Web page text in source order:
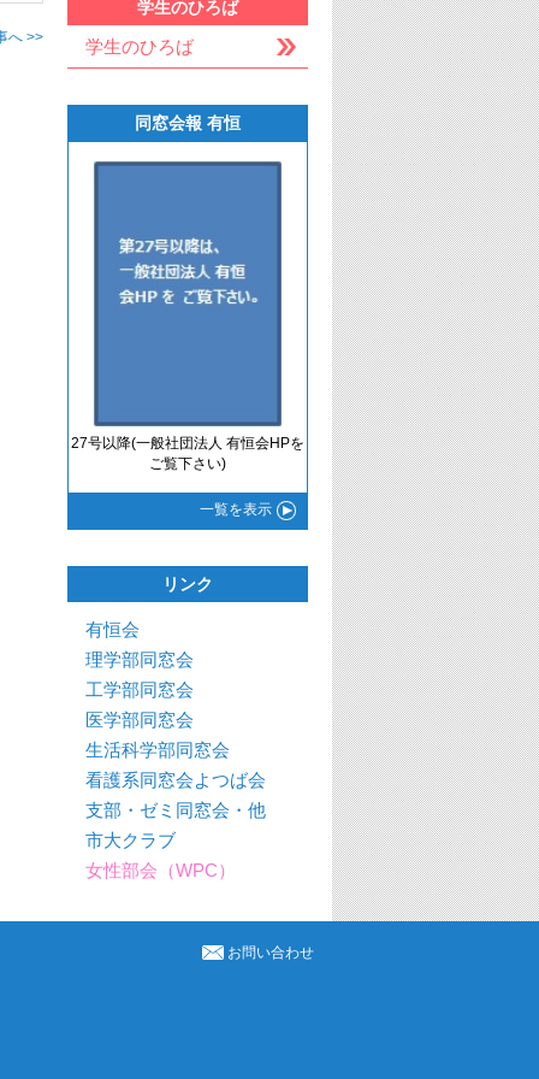
へ >>
学生のひろば
学生のひろば
同窓会報 有恒
27号以降(一般社団法人 有恒会HPを
ご覧下さい)
一覧を表示
リンク
有恒会
理学部同窓会
工学部同窓会
医学部同窓会
生活科学部同窓会
看護系同窓会よつば会
支部・ゼミ同窓会・他
市大クラブ
女性部会（WPC）
お問い合わせ